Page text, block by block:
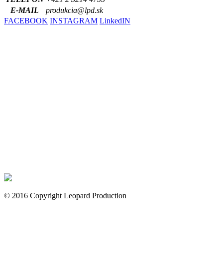
E-MAIL
produkcia@lpd.sk
FACEBOOK INSTAGRAM LinkedIN
© 2016 Copyright Leopard Production